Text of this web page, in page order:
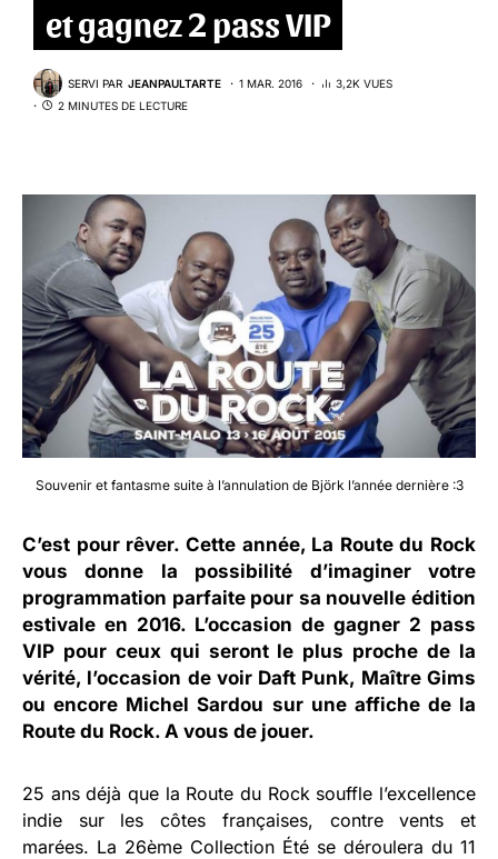
et gagnez 2 pass VIP
SERVI PAR JEANPAULTARTE 1 MAR. 2016
3,2K VUES
2 MINUTES DE LECTURE
Souvenir et fantasme suite à l’annulation de Björk l’année dernière :3
C’est pour rêver. Cette année, La Route du Rock
vous donne la possibilité d’imaginer votre
programmation parfaite pour sa nouvelle édition
estivale en 2016. L’occasion de gagner 2 pass
VIP pour ceux qui seront le plus proche de la
vérité, l’occasion de voir Daft Punk, Maître Gims
ou encore Michel Sardou sur une affiche de la
Route du Rock. A vous de jouer.
25 ans déjà que la Route du Rock souffle l’excellence
indie sur les côtes françaises, contre vents et
marées. La 26ème Collection Été se déroulera du 11